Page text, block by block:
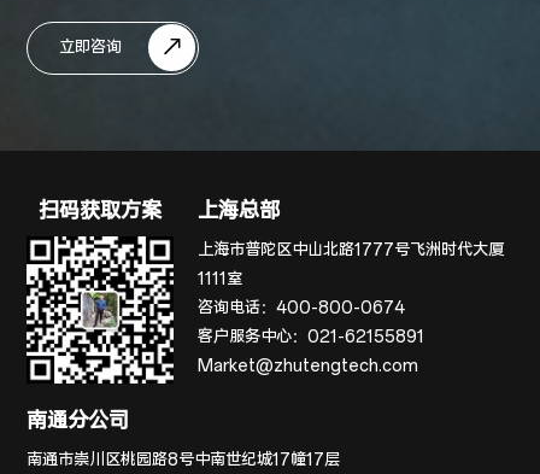
立即咨询
扫码获取方案 上海总部
上海市普陀区中山北路1777号飞洲时代大厦
1111室
咨询电话：400-800-0674
客户服务中心：021-62155891
Market@zhutengtech.com
南通分公司
南通市崇川区桃园路8号中南世纪城17幢17层